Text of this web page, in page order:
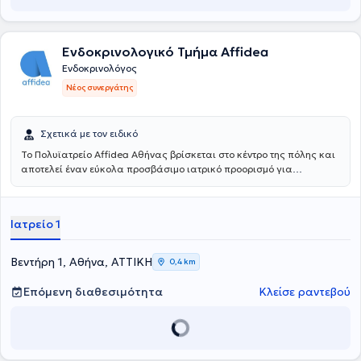
Ενδοκρινολογικό Τμήμα Affidea
Ενδοκρινολόγος
Νέος συνεργάτης
Σχετικά με τον ειδικό
Το Πολυϊατρείο Affidea Αθήνας βρίσκεται στο κέντρο της πόλης και
αποτελεί έναν εύκολα προσβάσιμο ιατρικό προορισμό για
ιατρικές ειδικότητες με υψηλές διαγνωστικές δυνατότητες,
Ιατρείο 1
Βεντήρη 1, Αθήνα, ΑΤΤΙΚΗ 0,4 km
Επόμενη διαθεσιμότητα Κλείσε ραντεβού